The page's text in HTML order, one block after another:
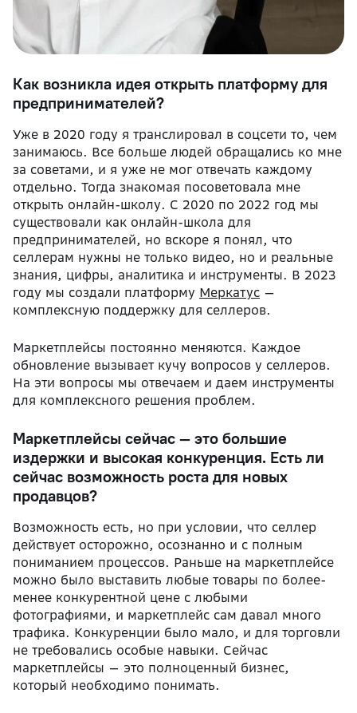
Как возникла идея открыть платформу для
предпринимателей?
Уже в 2020 году я транслировал в соцсети то, чем
занимаюсь. Все больше людей обращались ко мне
за советами, и я уже не мог отвечать каждому
отдельно. Тогда знакомая посоветовала мне
открыть онлайн-школу. С 2020 по 2022 год мы
существовали как онлайн-школа для
предпринимателей, но вскоре я понял, что
селлерам нужны не только видео, но и реальные
знания, цифры, аналитика и инструменты. В 2023
году мы создали платформу Меркатус —
комплексную поддержку для селлеров.
Маркетплейсы постоянно меняются. Каждое
обновление вызывает кучу вопросов у селлеров.
На эти вопросы мы отвечаем и даем инструменты
для комплексного решения проблем.
Маркетплейсы сейчас — это большие
издержки и высокая конкуренция. Есть ли
сейчас возможность роста для новых
продавцов?
Возможность есть, но при условии, что селлер
действует осторожно, осознанно и с полным
пониманием процессов. Раньше на маркетплейсе
можно было выставить любые товары по более-
менее конкурентной цене с любыми
фотографиями, и маркетплейс сам давал много
трафика. Конкуренции было мало, и для торговли
не требовались особые навыки. Сейчас
маркетплейсы — это полноценный бизнес,
который необходимо понимать.